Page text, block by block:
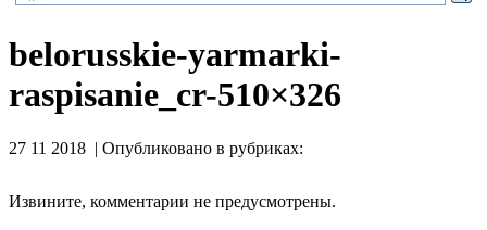
belorusskie-yarmarki-
raspisanie_cr-510×326
27 11 2018 | Опубликовано в рубриках:
Извините, комментарии не предусмотрены.